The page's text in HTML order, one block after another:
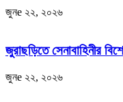
জুনe ২২, ২০২৬
জুরাছড়িতে সেনাবাহিনীর
জুনe ২২, ২০২৬